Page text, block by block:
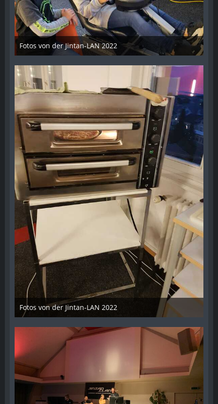
Fotos von der Jintan-LAN 2022
17. Oktober 2022
Fotos von der Jintan-LAN 2022
17. Oktober 2022